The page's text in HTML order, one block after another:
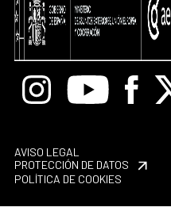
InstagramYoutube X
AVISO LEGAL
PROTECCIÓN DE DATOS
POLÍTICA DE COOKIES